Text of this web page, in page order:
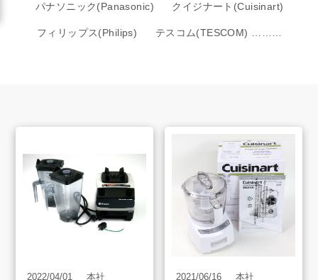
買取方法
よくあるご質問
スタッフインタビュー
店舗案内
パナソニック(Panasonic) クイジナート(Cuisinart)
フィリップス(Philips) テスコム(TESCOM) ………
2022/04/01 本社 2021/06/16 本社